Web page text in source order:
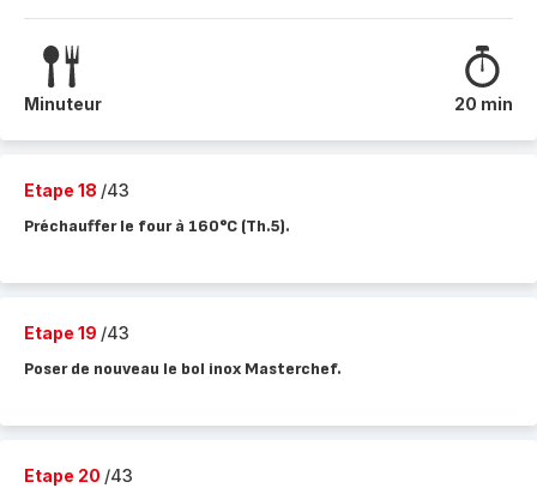
Minuteur 20 min
Etape 18 /43
Préchauffer le four à 160°C (Th.5).
Etape 19 /43
Poser de nouveau le bol inox Masterchef.
Etape 20 /43